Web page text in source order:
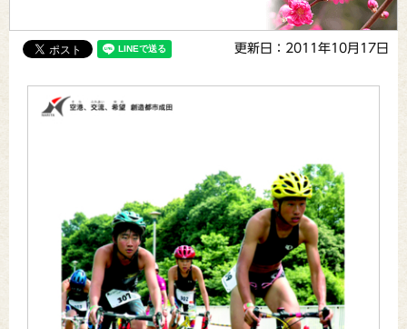
更新日：2011年10月17日